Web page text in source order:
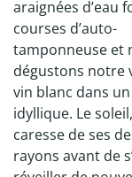
araignées d’eau
courses d’auto-
tamponneuse et
dégustons notre
vin blanc dans
idyllique. Le
caresse de ses
rayons avant de